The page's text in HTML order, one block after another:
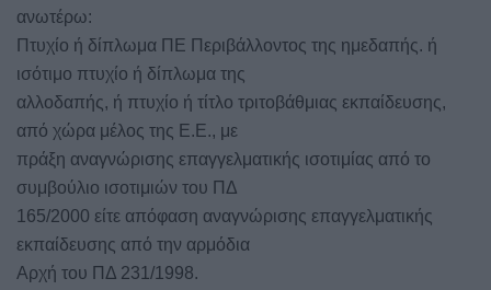
ανωτέρω:
Πτυχίο ή δίπλωμα ΠΕ Περιβάλλοντος της ημεδαπής. ή
ισότιμο πτυχίο ή δίπλωμα της
αλλοδαπής, ή πτυχίο ή τίτλο τριτοβάθμιας εκπαίδευσης,
από χώρα μέλος της Ε.Ε., με
πράξη αναγνώρισης επαγγελματικής ισοτιμίας από το
συμβούλιο ισοτιμιών του ΠΔ
165/2000 είτε απόφαση αναγνώρισης επαγγελματικής
εκπαίδευσης από την αρμόδια
Αρχή του ΠΔ 231/1998.